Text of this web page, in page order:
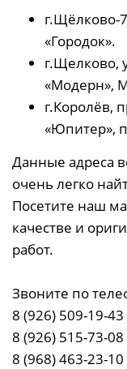
г.Щёлково-
«Городок».
г.Щелково,
«Модерн»,
г.Королёв,
«Юпитер»,
Данные адреса
очень легко
Посетите наш
качестве и
работ.
Звоните по
8 (926) 509-19-43
8 (926) 515-73-08
8 (968) 463-23-10